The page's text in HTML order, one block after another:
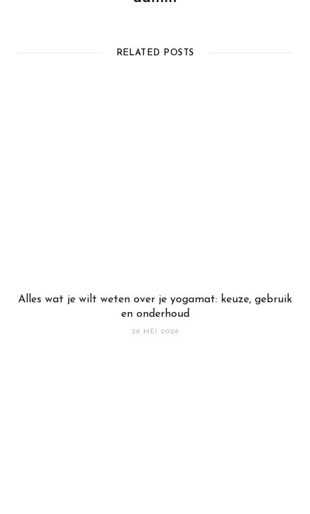
RELATED POSTS
Alles wat je wilt weten over je yogamat: keuze, gebruik
en onderhoud
26 MEI 2026